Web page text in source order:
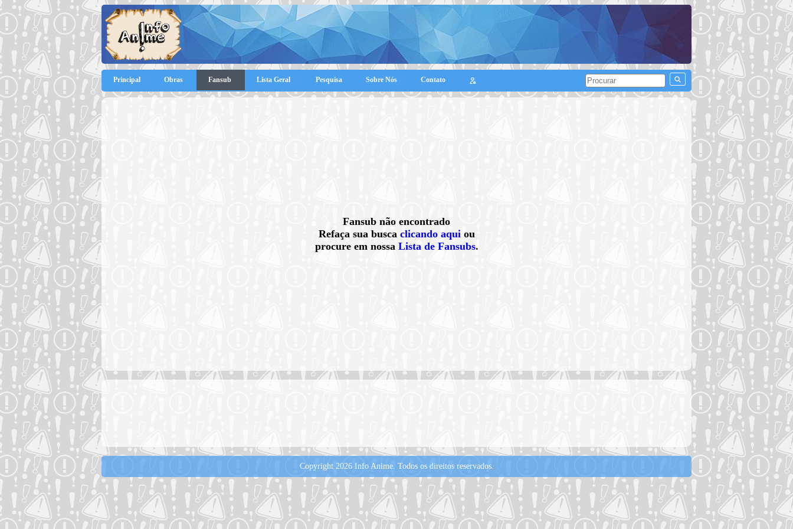
Principal Obras Fansub Lista Geral Pesquisa Sobre Nós Contato
Fansub não encontrado
Refaça sua busca clicando aquiou
procure em nossa Lista de Fansubs.
Copyright 2026 Info Anime. Todos os direitos reservados.